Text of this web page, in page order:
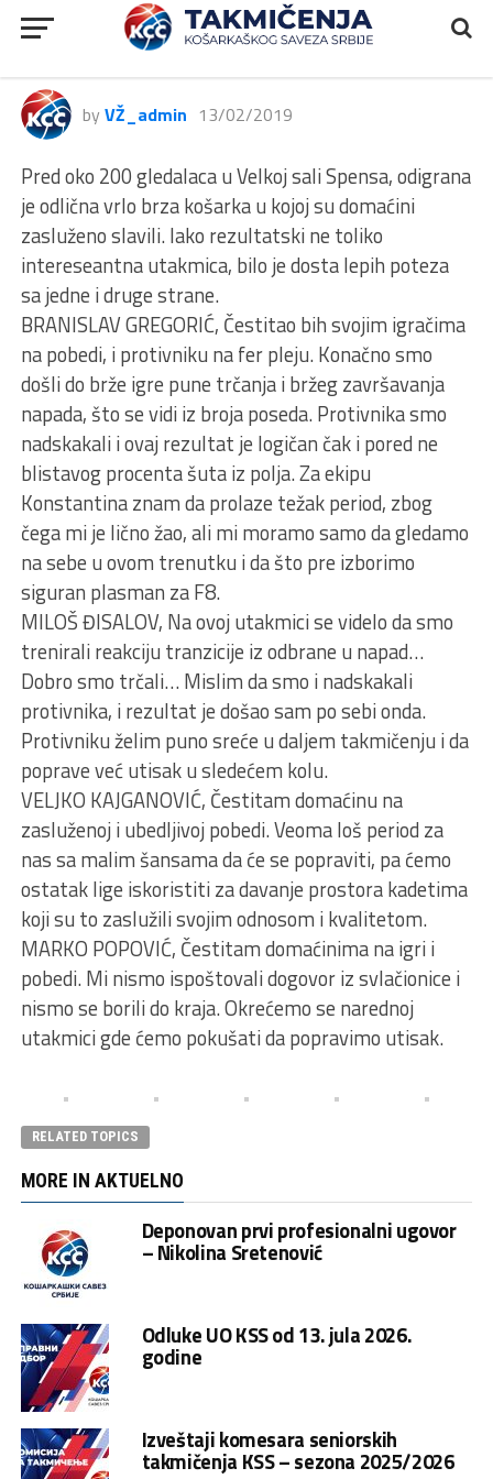
RODA JLS, Mladost Veternik
Odeon Basket – Konstantin, 89:44
by VŽ_admin 13/02/2019
Pred oko 200 gledalaca u Velkoj sali Spensa, odigrana
je odlična vrlo brza košarka u kojoj su domaćini
zasluženo slavili. Iako rezultatski ne toliko
intereseantna utakmica, bilo je dosta lepih poteza
sa jedne i druge strane.
BRANISLAV GREGORIĆ, Čestitao bih svojim igračima
na pobedi, i protivniku na fer pleju. Konačno smo
došli do brže igre pune trčanja i bržeg završavanja
napada, što se vidi iz broja poseda. Protivnika smo
nadskakali i ovaj rezultat je logičan čak i pored ne
blistavog procenta šuta iz polja. Za ekipu
Konstantina znam da prolaze težak period, zbog
čega mi je lično žao, ali mi moramo samo da gledamo
na sebe u ovom trenutku i da što pre izborimo
siguran plasman za F8.
MILOŠ ĐISALOV, Na ovoj utakmici se videlo da smo
trenirali reakciju tranzicije iz odbrane u napad…
Dobro smo trčali… Mislim da smo i nadskakali
protivnika, i rezultat je došao sam po sebi onda.
Protivniku želim puno sreće u daljem takmičenju i da
poprave već utisak u sledećem kolu.
VELJKO KAJGANOVIĆ, Čestitam domaćinu na
zasluženoj i ubedljivoj pobedi. Veoma loš period za
nas sa malim šansama da će se popraviti, pa ćemo
ostatak lige iskoristiti za davanje prostora kadetima
koji su to zaslužili svojim odnosom i kvalitetom.
MARKO POPOVIĆ, Čestitam domaćinima na igri i
pobedi. Mi nismo ispoštovali dogovor iz svlačionice i
nismo se borili do kraja. Okrećemo se narednoj
utakmici gde ćemo pokušati da popravimo utisak.
RELATED TOPICS
MORE IN AKTUELNO
Deponovan prvi profesionalni ugovor
– Nikolina Sretenović
Odluke UO KSS od 13. jula 2026.
godine
Izveštaji komesara seniorskih
takmičenja KSS – sezona 2025/2026